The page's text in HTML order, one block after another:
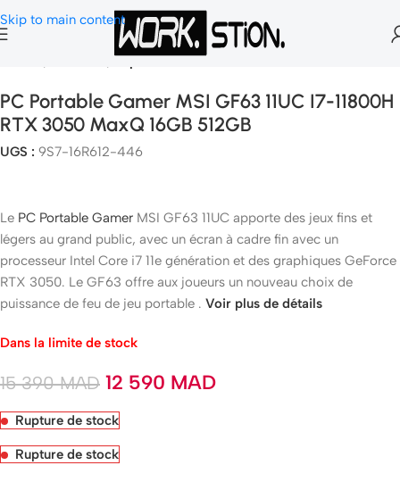
Skip to main content
Pc portable Gamer
PC Portable Gamer MSI GF63 11UC I7-11800H
RTX 3050 MaxQ 16GB 512GB
UGS : 9S7-16R612-446
Le PC Portable Gamer MSI GF63 11UC apporte des jeux fins et
légers au grand public, avec un écran à cadre fin avec un
processeur Intel Core i7 11e génération et des graphiques GeForce
RTX 3050. Le GF63 offre aux joueurs un nouveau choix de
puissance de feu de jeu portable . Voir plus de détails
Dans la limite de stock
15 390MAD 12 590 MAD
Rupture de stock
Rupture de stock